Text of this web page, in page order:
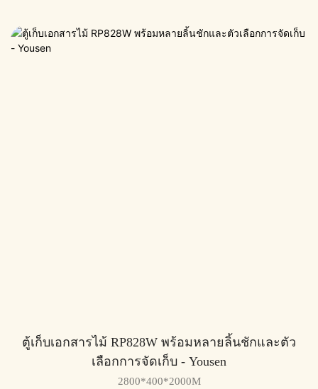
ตู้เก็บเอกสารไม้ RP828W พร้อมหลายลิ้นชักและตัว
เลือกการจัดเก็บ - Yousen
2800*400*2000M